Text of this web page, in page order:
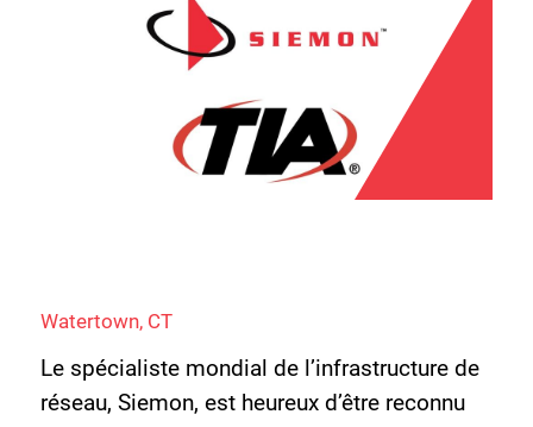
Watertown, CT
Le spécialiste mondial de l’infrastructure de
réseau, Siemon, est heureux d’être reconnu